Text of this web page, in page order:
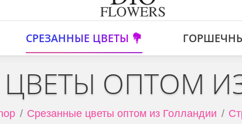
СРЕЗАННЫЕ ЦВЕТЫ 💐
ЦВЕТЫ ОПТОМ
Срезанные цветы оптом из Голландии